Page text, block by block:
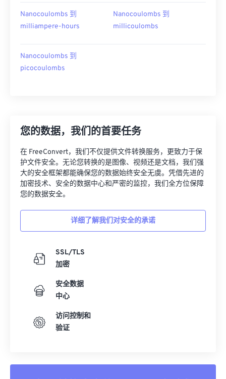
Nanocoulombs 到
milliampere-hours
Nanocoulombs 到
millicoulombs
Nanocoulombs 到
picocoulombs
您的数据，我们的首要任务
在 FreeConvert，我们不仅提供文件转换服务，更致力于保
护文件安全。无论您转换的是图像、视频还是文档，我们强
大的安全框架都能确保您的数据始终安全无虞。凭借先进的
加密技术、安全的数据中心和严密的监控，我们全方位保障
您的数据安全。
详细了解我们对安全的承诺
SSL/TLS
加密
安全数据
中心
访问控制和
验证